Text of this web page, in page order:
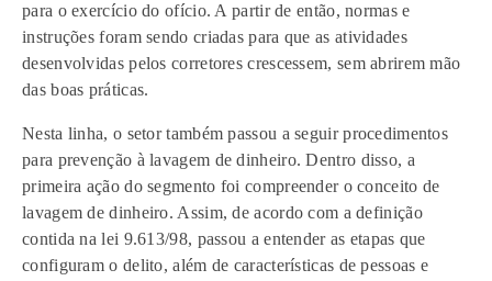
para o exercício do ofício. A partir de então, normas e
instruções foram sendo criadas para que as atividades
desenvolvidas pelos corretores crescessem, sem abrirem mão
das boas práticas.
Nesta linha, o setor também passou a seguir procedimentos
para prevenção à lavagem de dinheiro. Dentro disso, a
primeira ação do segmento foi compreender o conceito de
lavagem de dinheiro. Assim, de acordo com a definição
contida na lei 9.613/98, passou a entender as etapas que
configuram o delito, além de características de pessoas e